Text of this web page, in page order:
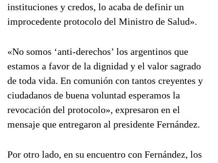
instituciones y credos, lo acaba de definir un
improcedente protocolo del Ministro de Salud».
«No somos ‘anti-derechos’ los argentinos que
estamos a favor de la dignidad y el valor sagrado
de toda vida. En comunión con tantos creyentes y
ciudadanos de buena voluntad esperamos la
revocación del protocolo», expresaron en el
mensaje que entregaron al presidente Fernández.
Por otro lado, en su encuentro con Fernández, los